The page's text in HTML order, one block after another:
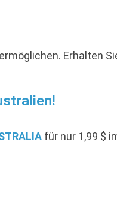
Erhalten
für nur 1,99 $